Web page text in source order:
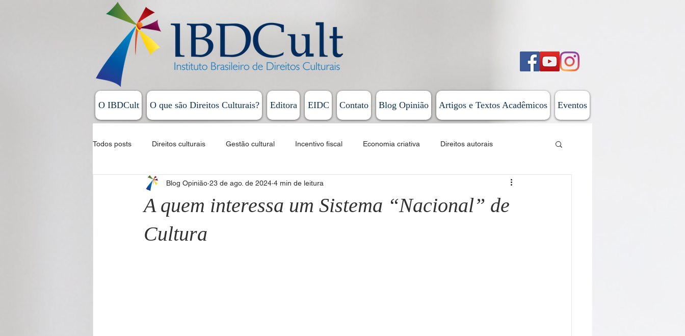
O IBDCult O que são Direitos Culturais? Editora EIDC Contato Blog Opinião Artigos e Textos Acadêmicos Eventos
Todos posts Direitos culturais Gestão cultural Incentivo fiscal Economia criativa Direitos autorais
Sistema Nacional de Cultura Educação Cursos EAD
Allan Magalhães - Coluna Exordial
A quem interessa um Sistema “Nacional” de
Cultura
Blog Opinião 23 de ago. de 2024 4 min de leitura